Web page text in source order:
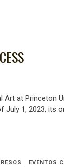
Art at Princeton
July 1, 2023, its
EVENTOS